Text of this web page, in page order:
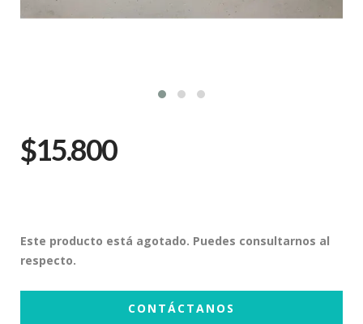
$15.800
Este producto está agotado. Puedes consultarnos al
respecto.
CONTÁCTANOS